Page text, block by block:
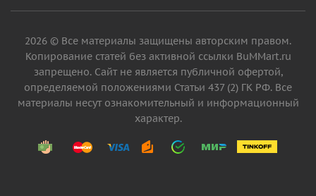
2026 © Все материалы защищены авторским правом.
Копирование статей без активной ссылки BuMMart.ru
запрещено. Сайт не является публичной офертой,
определяемой положениями Статьи 437 (2) ГК РФ. Все
материалы несут ознакомительный и информационный
характер.